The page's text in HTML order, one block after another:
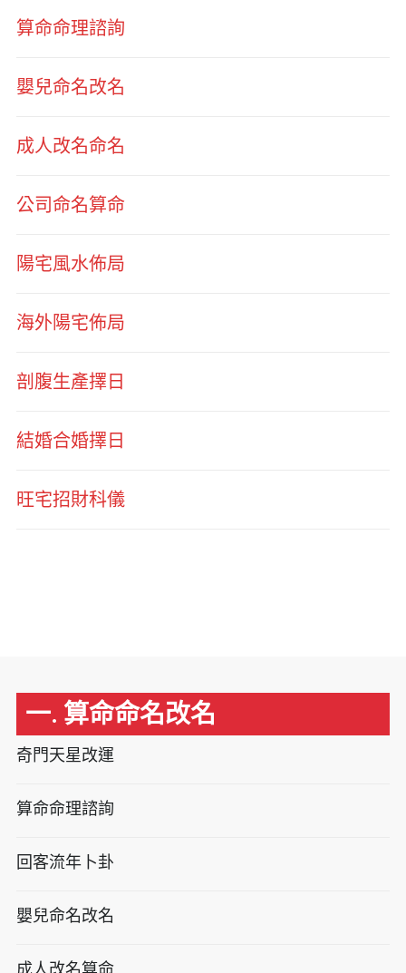
算命命理諮詢
嬰兒命名改名
成人改名命名
公司命名算命
陽宅風水佈局
海外陽宅佈局
剖腹生產擇日
結婚合婚擇日
旺宅招財科儀
一. 算命命名改名
奇門天星改運
算命命理諮詢
回客流年卜卦
嬰兒命名改名